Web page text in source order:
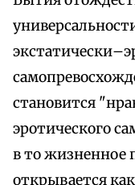
становится
эротического
в то жизненное
открывается